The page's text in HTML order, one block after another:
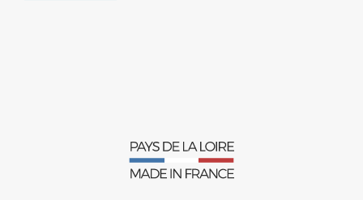
Verrière intérieures